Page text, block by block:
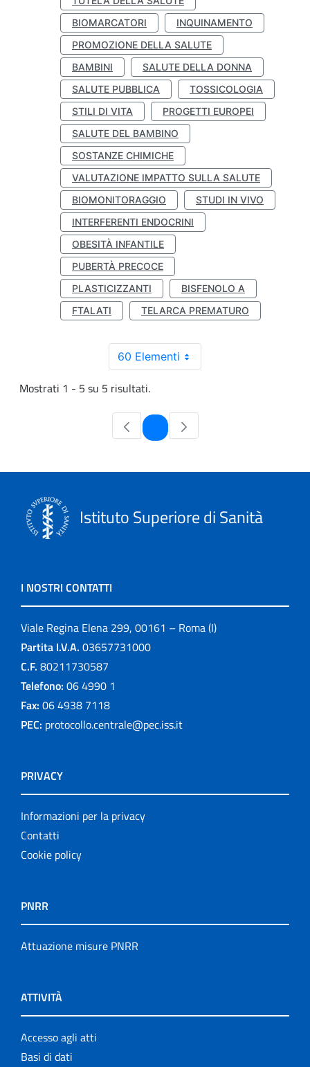
BIOMARCATORI
INQUINAMENTO
PROMOZIONE DELLA SALUTE
BAMBINI
SALUTE DELLA DONNA
SALUTE PUBBLICA
TOSSICOLOGIA
STILI DI VITA
PROGETTI EUROPEI
SALUTE DEL BAMBINO
SOSTANZE CHIMICHE
VALUTAZIONE IMPATTO SULLA SALUTE
BIOMONITORAGGIO
STUDI IN VIVO
INTERFERENTI ENDOCRINI
OBESITÀ INFANTILE
PUBERTÀ PRECOCE
PLASTICIZZANTI
BISFENOLO A
FTALATI
TELARCA PREMATURO
60 Elementi
Mostrati 1 - 5 su 5 risultati.
Pagina
Istituto Superiore di Sanità
I NOSTRI CONTATTI
Viale Regina Elena 299, 00161 – Roma (I)
Partita I.V.A. 03657731000
C.F. 80211730587
Telefono: 06 4990 1
Fax: 06 4938 7118
PEC: protocollo.centrale@pec.iss.it
PRIVACY
Informazioni per la privacy
Contatti
Cookie policy
PNRR
Attuazione misure PNRR
ATTIVITÀ
Accesso agli atti
Basi di dati